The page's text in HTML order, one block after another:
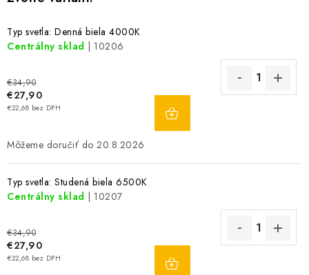
Typ svetla: Denná biela 4000K
Centrálny sklad
| 10206
€34,90
€27,90
€22,68 bez DPH
20.8.2026
Typ svetla: Studená biela 6500K
Centrálny sklad
| 10207
€34,90
€27,90
€22,68 bez DPH